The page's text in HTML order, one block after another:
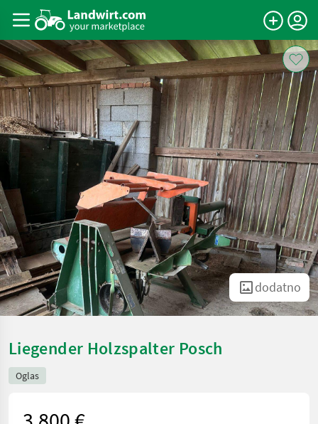
dodatno
Liegender Holzspalter Posch
Oglas